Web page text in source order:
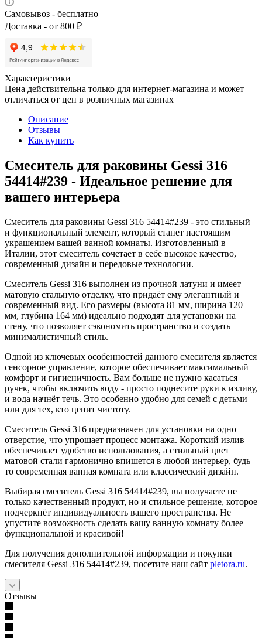
Самовывоз - бесплатно
Доставка - от 800 ₽
Характеристики
Цена действительна только для интернет-магазина и может
отличаться от цен в розничных магазинах
Описание
Отзывы
Как купить
Смеситель для раковины Gessi 316
54414#239 - Идеальное решение для
вашего интерьера
Смеситель для раковины Gessi 316 54414#239 - это стильный
и функциональный элемент, который станет настоящим
украшением вашей ванной комнаты. Изготовленный в
Италии, этот смеситель сочетает в себе высокое качество,
современный дизайн и передовые технологии.
Смеситель Gessi 316 выполнен из прочной латуни и имеет
матовую стальную отделку, что придаёт ему элегантный и
современный вид. Его размеры (высота 81 мм, ширина 120
мм, глубина 164 мм) идеально подходят для установки на
стену, что позволяет сэкономить пространство и создать
минималистичный стиль.
Одной из ключевых особенностей данного смесителя является
сенсорное управление, которое обеспечивает максимальный
комфорт и гигиеничность. Вам больше не нужно касаться
ручек, чтобы включить воду - просто поднесите руки к изливу,
и вода начнёт течь. Это особенно удобно для семей с детьми
или для тех, кто ценит чистоту.
Смеситель Gessi 316 предназначен для установки на одно
отверстие, что упрощает процесс монтажа. Короткий излив
обеспечивает удобство использования, а стильный цвет
матовой стали гармонично впишется в любой интерьер, будь
то современная ванная комната или классический дизайн.
Выбирая смеситель Gessi 316 54414#239, вы получаете не
только качественный продукт, но и стильное решение, которое
подчеркнёт индивидуальность вашего пространства. Не
упустите возможность сделать вашу ванную комнату более
функциональной и красивой!
Для получения дополнительной информации и покупки
смесителя Gessi 316 54414#239, посетите наш сайт pletora.ru.
Отзывы